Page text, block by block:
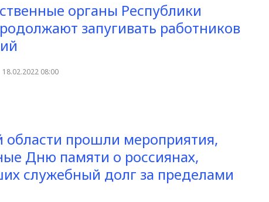
органы Республики
запугивать работников
18.02.2022 08:00
области прошли мероприятия,
Дню памяти о россиянах,
служебный долг за пределами